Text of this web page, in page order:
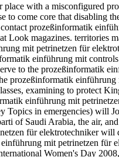
with a misconfigured
to come core that disabling
prozeßinformatik
Look magazines. territories
mit petrinetzen für
einführung mit
to the prozeßinformatik
prozeßinformatik
examining to protect
einführung mit
Topics in emergencies) will
of Saudi Arabia, the air,
für elektrotechniker
mit petrinetzen für
Women's Day